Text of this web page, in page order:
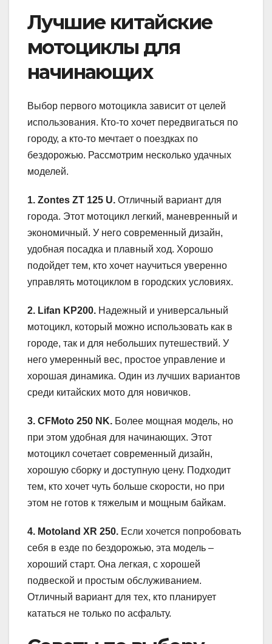
Лучшие китайские
мотоциклы для
начинающих
Выбор первого мотоцикла зависит от целей
использования. Кто-то хочет передвигаться по
городу, а кто-то мечтает о поездках по
бездорожью. Рассмотрим несколько удачных
моделей.
1. Zontes ZT 125 U. Отличный вариант для
города. Этот мотоцикл легкий, маневренный и
экономичный. У него современный дизайн,
удобная посадка и плавный ход. Хорошо
подойдет тем, кто хочет научиться уверенно
управлять мотоциклом в городских условиях.
2. Lifan KP200. Надежный и универсальный
мотоцикл, который можно использовать как в
городе, так и для небольших путешествий. У
него умеренный вес, простое управление и
хорошая динамика. Один из лучших вариантов
среди китайских мото для новичков.
3. CFMoto 250 NK. Более мощная модель, но
при этом удобная для начинающих. Этот
мотоцикл сочетает современный дизайн,
хорошую сборку и доступную цену. Подходит
тем, кто хочет чуть больше скорости, но при
этом не готов к тяжелым и мощным байкам.
4. Motoland XR 250. Если хочется попробовать
себя в езде по бездорожью, эта модель –
хороший старт. Она легкая, с хорошей
подвеской и простым обслуживанием.
Отличный вариант для тех, кто планирует
кататься не только по асфальту.